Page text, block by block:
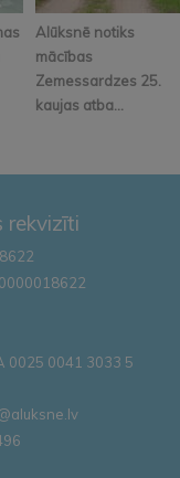
Alūksnē notiks
mācības
Zemessardzes 25.
kaujas atba...
rekvizīti
0025 0041 3033 5